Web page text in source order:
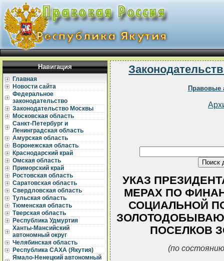
Навигация
Главная
Новости сайта
Федеральное
законодательство
Законодательство Москвы
Московская область
Санкт-Петербург и
Ленинградская область
Амурская область
Воронежская область
Краснодарский край
Омская область
Приморский край
Ростовская область
Саратовская область
Свердловская область
Тульская область
Тюменская область
Тверская область
Республика Удмуртия
Ханты-Мансийский
автономный округ
Челябинская область
Республика САХА (Якутия)
Ямало-Ненецкий автономный
Правовые
УКАЗ
МЕРАХ ПО
СОЦИАЛЬНОЙ
ПОСЕЛКОВ
(по